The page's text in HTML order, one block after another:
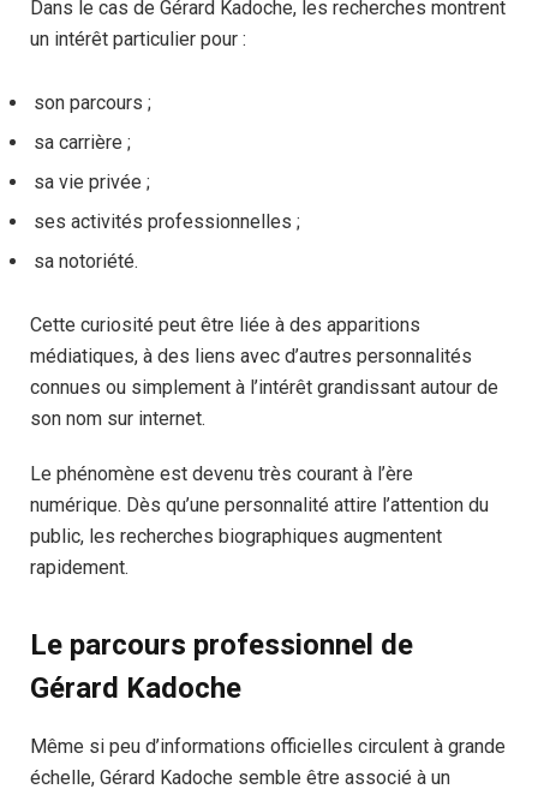
Dans le cas de Gérard Kadoche, les recherches montrent
un intérêt particulier pour :
son parcours ;
sa carrière ;
sa vie privée ;
ses activités professionnelles ;
sa notoriété.
Cette curiosité peut être liée à des apparitions
médiatiques, à des liens avec d’autres personnalités
connues ou simplement à l’intérêt grandissant autour de
son nom sur internet.
Le phénomène est devenu très courant à l’ère
numérique. Dès qu’une personnalité attire l’attention du
public, les recherches biographiques augmentent
rapidement.
Le parcours professionnel de
Gérard Kadoche
Même si peu d’informations officielles circulent à grande
échelle, Gérard Kadoche semble être associé à un